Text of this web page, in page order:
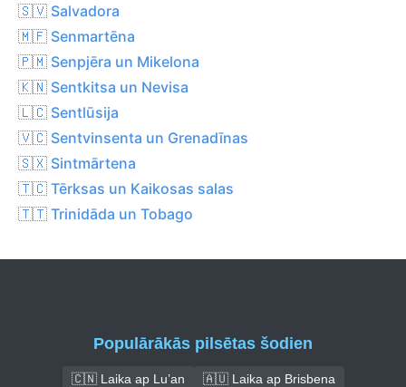
🇸🇻 Salvadora
🇲🇫 Senmartēna
🇵🇲 Senpjēra un Mikelona
🇰🇳 Sentkitsa un Nevisa
🇱🇨 Sentlūsija
🇻🇨 Sentvinsenta un Grenadīnas
🇸🇽 Sintmārtena
🇹🇨 Tērksas un Kaikosas salas
🇹🇹 Trinidāda un Tobago
Populārākās pilsētas šodien
🇨🇳 Laika ap Lu’an
🇦🇺 Laika ap Brisbena